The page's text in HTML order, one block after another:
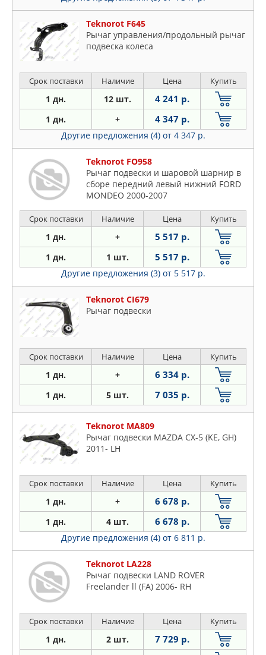
Teknorot F645
Рычаг управления/продольный рычаг
подвеска колеса
Срок поставки Наличие Цена Купить
1 дн. 12 шт. 4 241 р.
1 дн. + 4 347 р.
Другие предложения (4) от 4 347 р.
Teknorot FO958
Рычаг подвески и шаровой шарнир в
сборе передний левый нижний FORD
MONDEO 2000-2007
Срок поставки Наличие Цена Купить
1 дн. + 5 517 р.
1 дн. 1 шт. 5 517 р.
Другие предложения (3) от 5 517 р.
Teknorot CI679
Рычаг подвески
Срок поставки Наличие Цена Купить
1 дн. + 6 334 р.
1 дн. 5 шт. 7 035 р.
Teknorot MA809
Рычаг подвески MAZDA CX-5 (KE, GH)
2011- LH
Срок поставки Наличие Цена Купить
1 дн. + 6 678 р.
1 дн. 4 шт. 6 678 р.
Другие предложения (4) от 6 811 р.
Teknorot LA228
Рычаг подвески LAND ROVER
Freelander ll (FA) 2006- RH
Срок поставки Наличие Цена Купить
1 дн. 2 шт. 7 729 р.